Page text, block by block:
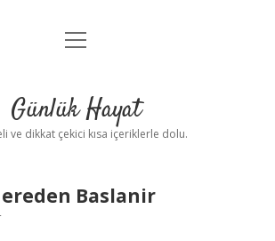
Anasayfa
Yasal Uyarı
menüyü
Günlük Hayat
ve dikkat çekici kısa içeriklerle dolu.
Baslanir